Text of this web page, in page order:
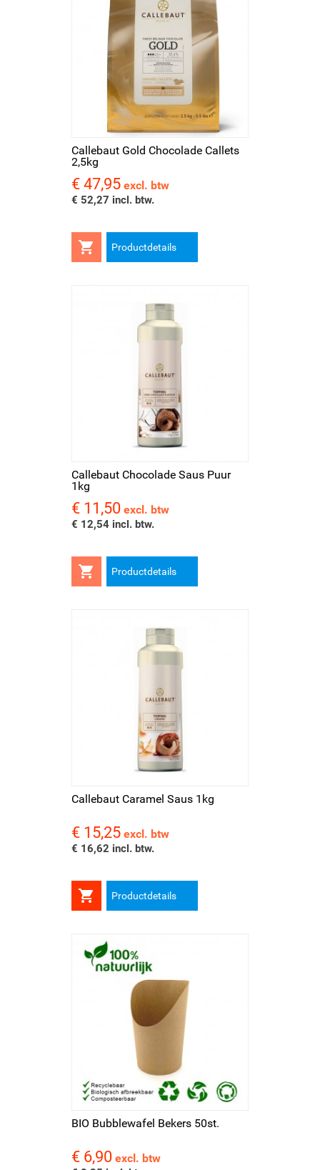
Callebaut Gold Chocolade Callets
2,5kg
Prijs
€ 47,95 excl. btw
€ 52,27 incl. btw.
 Productdetails
Callebaut Chocolade Saus Puur
1kg
Prijs
€ 11,50 excl. btw
€ 12,54 incl. btw.
 Productdetails
Callebaut Caramel Saus 1kg
Prijs
€ 15,25 excl. btw
€ 16,62 incl. btw.
 Productdetails
BIO Bubblewafel Bekers 50st.
Prijs
€ 6,90 excl. btw